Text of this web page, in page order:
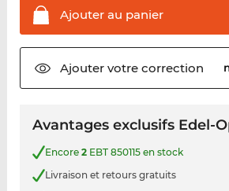
Ajouter au panier
Ajouter votrecorrection
Avantages exclusifs Edel-
Encore 2EBT 850115 en stock
Livraison et retours gratuits